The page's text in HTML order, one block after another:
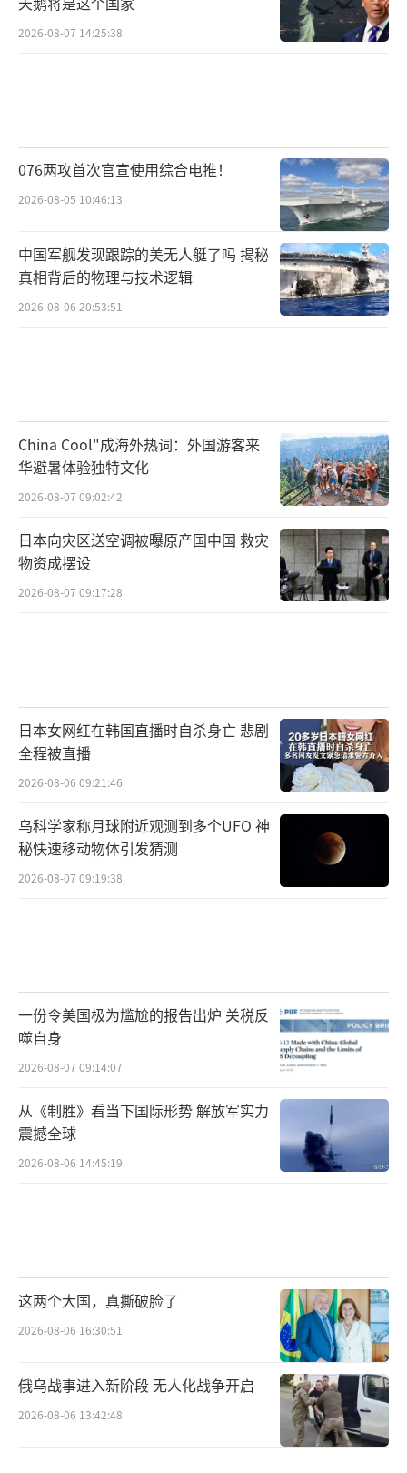
2026-08-07 14:25:38
076两攻首次官宣使用综合电推！
2026-08-05 10:46:13
中国军舰发现跟踪的美无人艇了吗 揭秘
真相背后的物理与技术逻辑
2026-08-06 20:53:51
China Cool"成海外热词：外国游客来
华避暑体验独特文化
2026-08-07 09:02:42
日本向灾区送空调被曝原产国中国 救灾
物资成摆设
2026-08-07 09:17:28
日本女网红在韩国直播时自杀身亡 悲剧
全程被直播
2026-08-06 09:21:46
乌科学家称月球附近观测到多个UFO 神
秘快速移动物体引发猜测
2026-08-07 09:19:38
一份令美国极为尴尬的报告出炉 关税反
噬自身
2026-08-07 09:14:07
从《制胜》看当下国际形势 解放军实力
震撼全球
2026-08-06 14:45:19
这两个大国，真撕破脸了
2026-08-06 16:30:51
俄乌战事进入新阶段 无人化战争开启
2026-08-06 13:42:48